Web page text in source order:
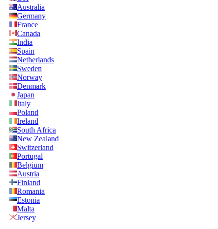
Australia
Germany
France
Canada
India
Spain
Netherlands
Sweden
Norway
Denmark
Japan
Italy
Poland
Ireland
South Africa
New Zealand
Switzerland
Portugal
Belgium
Austria
Finland
Romania
Estonia
Malta
Jersey